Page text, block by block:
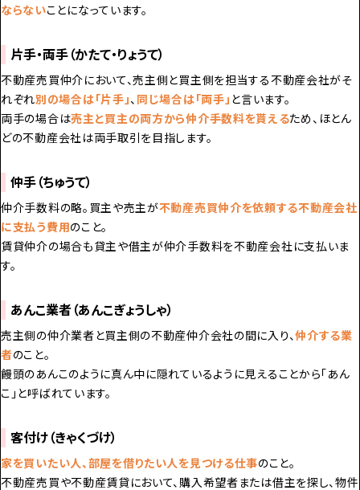
ならないことになっています。
片手・両手（かたて・りょうて）
不動産売買仲介において、売主側と買主側を担当する不動産会社がそ
れぞれ別の場合は「片手」、 同じ場合は「両手」 と言います。
両手の場合は売主と買主の両方から仲介手数料を貰えるため、ほとん
どの不動産会社は両手取引を目指します。
仲手（ちゅうて）
仲介手数料の略。買主や売主が不動産売買仲介を依頼する不動産会社
に支払う費用のこと。
賃貸仲介の場合も貸主や借主が仲介手数料を不動産会社に支払いま
す。
あんこ業者（あんこぎょうしゃ）
売主側の仲介業者と買主側の不動産仲介会社の間に入り、仲介する業
者のこと。
饅頭のあんこのように真ん中に隠れているように見えることから「あん
こ」と呼ばれています。
客付け（きゃくづけ）
家を買いたい人、部屋を借りたい人を見つける仕事のこと。
不動産売買や不動産賃貸において、購入希望者または借主を探し、物件